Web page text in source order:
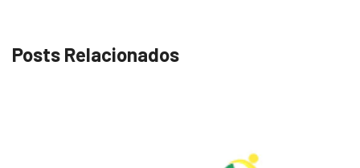
Posts Relacionados